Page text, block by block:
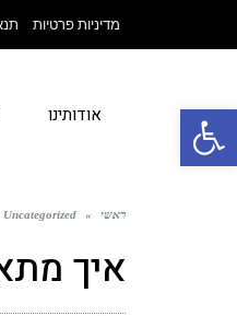
פתח סרגל נגישות
מדיניות פרטיות
אודותינו
ראשי »
Uncategorized
איך